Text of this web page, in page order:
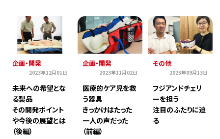
企画・開発
2023年12月01日
未来への希望とな
る製品
その開発ポイント
や今後の展望とは
（後編）
企画・開発
2023年11月02日
医療的ケア児を救
う器具
きっかけはたった
一人の声だった
（前編）
その他
2023年09月13日
フジアンドチェリ
ーを担う
注目のふたりに迫
る